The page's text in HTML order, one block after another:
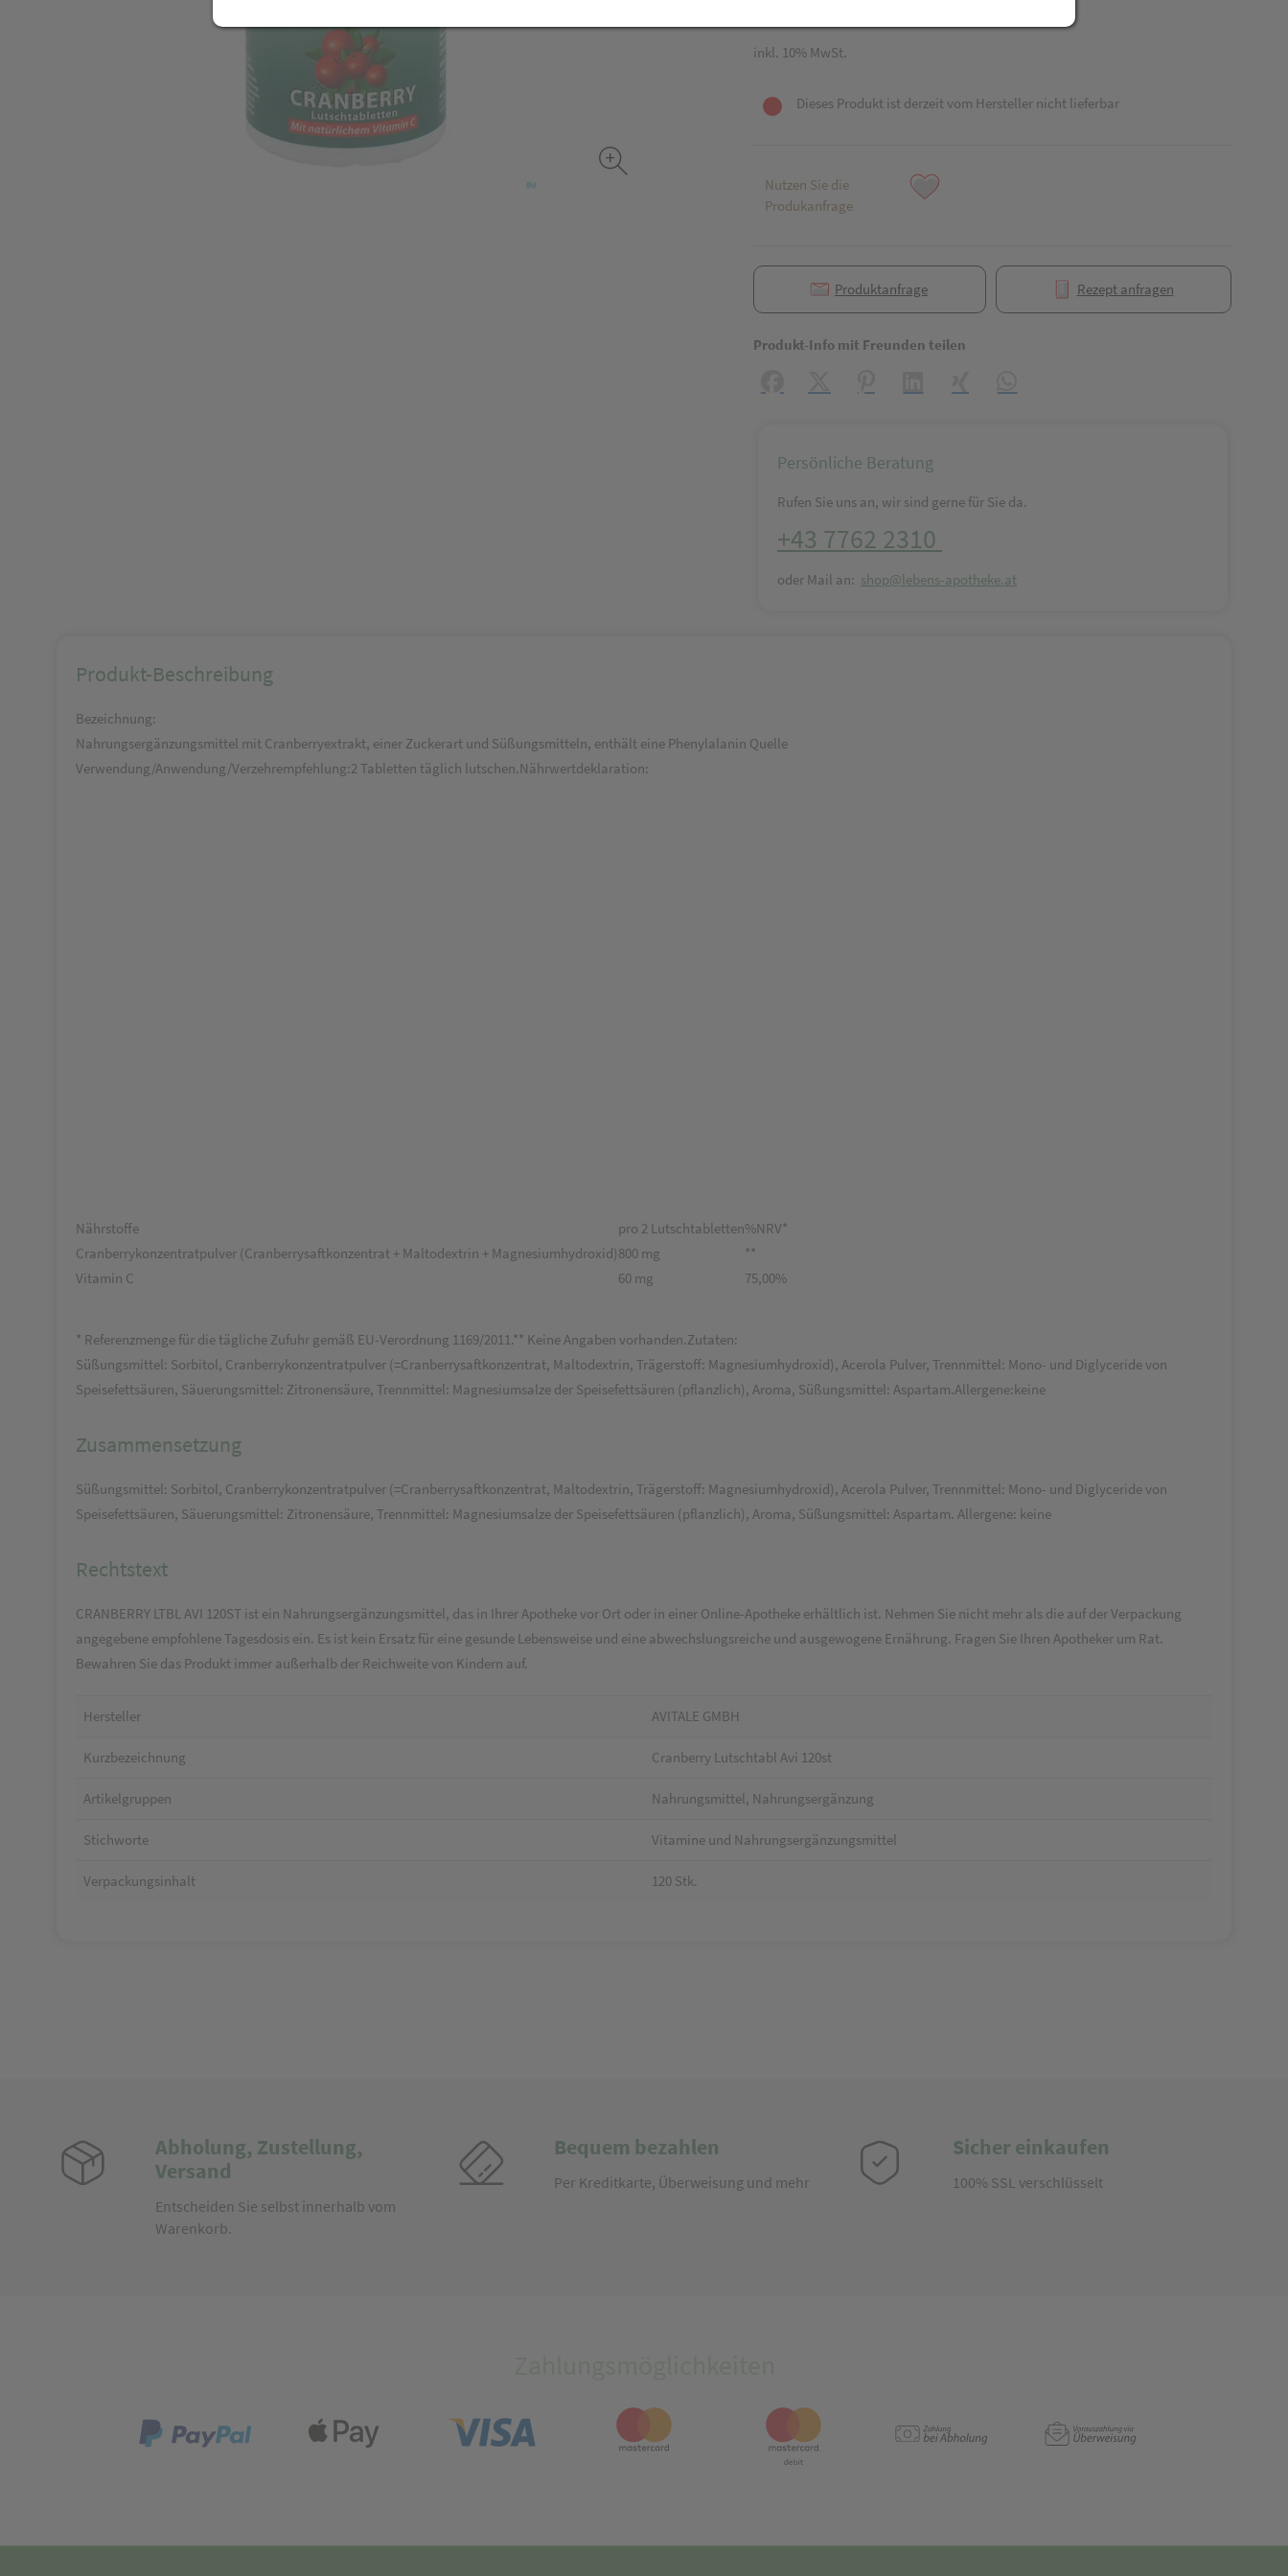
inkl. 10% MwSt.
Dieses Produkt ist derzeit vom Hersteller nicht lieferbar
Nutzen Sie die
Produkanfrage
Produktanfrage Rezept anfragen
Produkt-Info mit Freunden teilen
Persönliche Beratung
Rufen Sie uns an, wir sind gerne für Sie da.
+43 7762 2310
oder Mail an: shop@lebens-apotheke.at
Produkt-Beschreibung
Bezeichnung:
Nahrungsergänzungsmittel mit Cranberryextrakt, einer Zuckerart und Süßungsmitteln, enthält eine Phenylalanin Quelle
Verwendung/Anwendung/Verzehrempfehlung:2 Tabletten täglich lutschen.Nährwertdeklaration:
Nährstoffe pro 2 Lutschtabletten%NRV*
Cranberrykonzentratpulver (Cranberrysaftkonzentrat + Maltodextrin + Magnesiumhydroxid)800 mg
**
Vitamin C
60 mg 75,00%
* Referenzmenge für die tägliche Zufuhr gemäß EU-Verordnung 1169/2011.** Keine Angaben vorhanden.Zutaten:
Süßungsmittel: Sorbitol, Cranberrykonzentratpulver (=Cranberrysaftkonzentrat, Maltodextrin, Trägerstoff: Magnesiumhydroxid), Acerola Pulver, Trennmittel: Mono- und Diglyceride von
Speisefettsäuren, Säuerungsmittel: Zitronensäure, Trennmittel: Magnesiumsalze der Speisefettsäuren (pflanzlich), Aroma, Süßungsmittel: Aspartam.Allergene:keine
Zusammensetzung
Süßungsmittel: Sorbitol, Cranberrykonzentratpulver (=Cranberrysaftkonzentrat, Maltodextrin, Trägerstoff: Magnesiumhydroxid), Acerola Pulver, Trennmittel: Mono- und Diglyceride von
Speisefettsäuren, Säuerungsmittel: Zitronensäure, Trennmittel: Magnesiumsalze der Speisefettsäuren (pflanzlich), Aroma, Süßungsmittel: Aspartam. Allergene: keine
Rechtstext
CRANBERRY LTBL AVI 120ST ist ein Nahrungsergänzungsmittel, das in Ihrer Apotheke vor Ort oder in einer Online-Apotheke erhältlich ist. Nehmen Sie nicht mehr als die auf der Verpackung
angegebene empfohlene Tagesdosis ein. Es ist kein Ersatz für eine gesunde Lebensweise und eine abwechslungsreiche und ausgewogene Ernährung. Fragen Sie Ihren Apotheker um Rat.
Bewahren Sie das Produkt immer außerhalb der Reichweite von Kindern auf.
Hersteller AVITALE GMBH
Kurzbezeichnung Cranberry Lutschtabl Avi 120st
Artikelgruppen Nahrungsmittel, Nahrungsergänzung
Stichworte Vitamine und Nahrungsergänzungsmittel
Verpackungsinhalt 120 Stk.
Abholung, Zustellung,
Versand
Entscheiden Sie selbst innerhalb vom
Warenkorb.
Bequem bezahlen
Per Kreditkarte, Überweisung und mehr
Sicher einkaufen
100% SSL verschlüsselt